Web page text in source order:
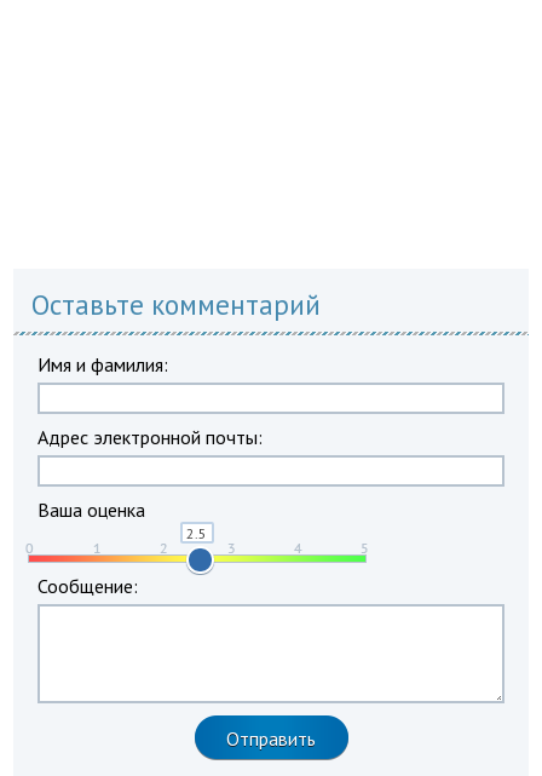
Оставьте комментарий
Имя и фамилия:
Адрес электронной почты:
Ваша оценка
Сообщение: